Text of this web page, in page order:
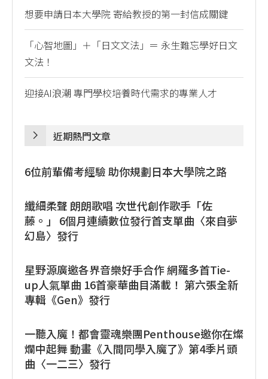
想要申請日本大學院 寄給教授的第一封信成關鍵
「心智地圖」＋「日文文法」＝ 永生難忘學好日文
文法！
迎接AI浪潮 專門學校培養時代需求的專業人才
近期熱門文章
6位前輩備考經驗 助你規劃日本大學院之路
纖細柔聲 朗朗歌唱 次世代創作歌手「佐
藤。」 6個月連續數位發行首支單曲〈來自夢
幻島〉發行
星野源廣邀各界音樂好手合作 網羅多首Tie-
up人氣單曲 16首豪華曲目滿載！ 第六張全新
專輯《Gen》發行
一聽入魔！都會靈魂樂團Penthouse邀你在燦
爛中起舞 動畫《入間同學入魔了》第4季片頭
曲〈一二三〉發行